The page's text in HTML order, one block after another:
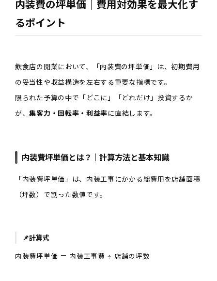
内装費の坪単価｜費用対効果を最大化す
るポイント
飲食店の開業において、「内装費の坪単価」は、初期費用
の妥当性や収益構造を左右する重要な指標です。
限られた予算の中で「どこに」「どれだけ」投資するか
が、集客力・回転率・利益率に直結します。
内装費坪単価とは？｜計算方法と基本知識
「内装費坪単価」は、内装工事にかかる総費用を店舗面積
（坪数）で割った数値です。
📌計算式
内装費坪単価 ＝ 内装工事費 ÷ 店舗の坪数